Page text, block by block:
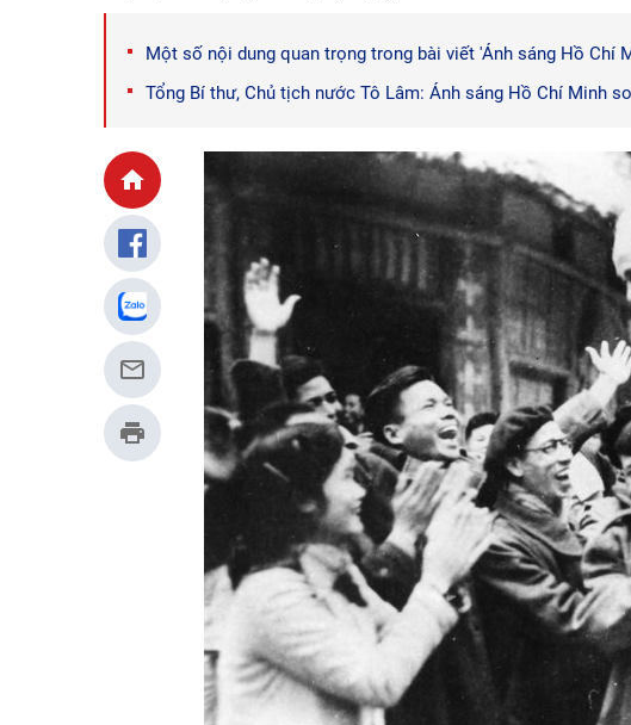
Một số nội dung quan trọng trong bài viết 'Ánh sáng Hồ Chí
Tổng Bí thư, Chủ tịch nước Tô Lâm: Ánh sáng Hồ Chí Minh